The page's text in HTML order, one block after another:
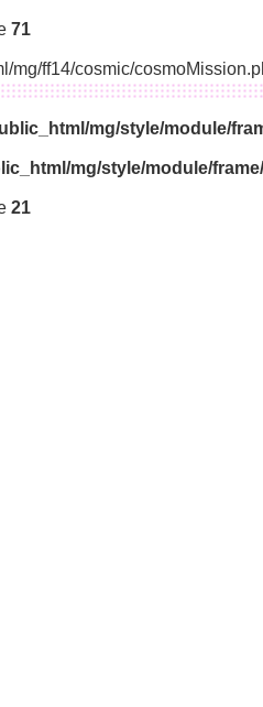
71
mg/ff14/cosmic/
mg/style/module/
mg/style/module/
21